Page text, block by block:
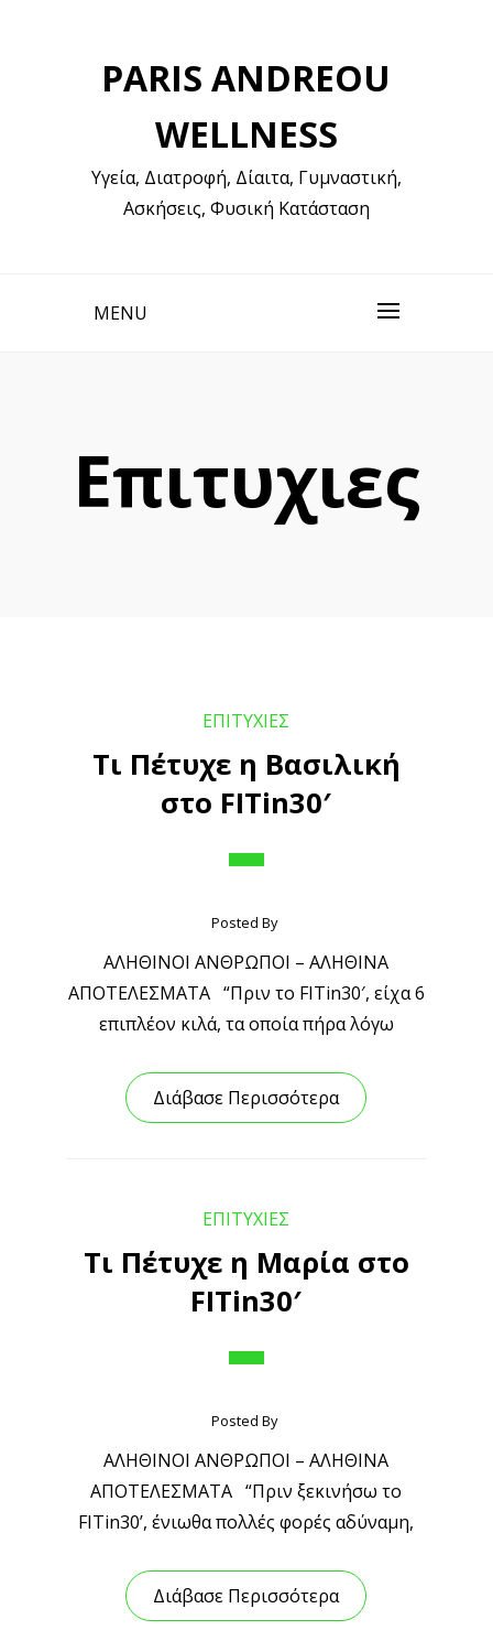
PARIS ANDREOU
WELLNESS
Υγεία, Διατροφή, Δίαιτα, Γυμναστική,
Ασκήσεις, Φυσική Κατάσταση
MENU
Επιτυχιες
ΕΠΙΤΥΧΙΕΣ
Τι Πέτυχε η Βασιλική
στο FITin30′
Posted By
ΑΛΗΘΙΝΟΙ ΑΝΘΡΩΠΟΙ – ΑΛΗΘΙΝΑ
ΑΠΟΤΕΛΕΣΜΑΤΑ “Πριν το FITin30′, είχα 6
επιπλέον κιλά, τα οποία πήρα λόγω
Διάβασε Περισσότερα
ΕΠΙΤΥΧΙΕΣ
Τι Πέτυχε η Μαρία στο
FITin30′
Posted By
ΑΛΗΘΙΝΟΙ ΑΝΘΡΩΠΟΙ – ΑΛΗΘΙΝΑ
ΑΠΟΤΕΛΕΣΜΑΤΑ “Πριν ξεκινήσω το
FITin30’, ένιωθα πολλές φορές αδύναμη,
Διάβασε Περισσότερα